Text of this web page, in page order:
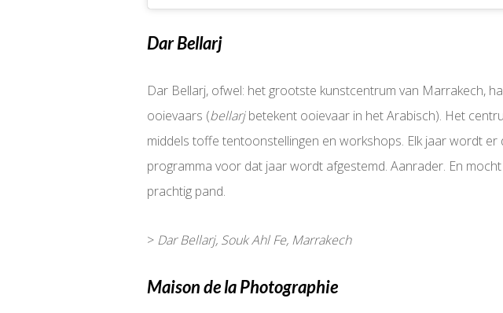
Dar Bellarj
Dar Bellarj, ofwel: het grootste kunstcentrum van Marrakech,
ooievaars (bellarjbetekent ooievaar in het Arabisch). Het
middels toffe tentoonstellingen en workshops. Elk jaar wordt
programma voor dat jaar wordt afgestemd. Aanrader. En
prachtig pand.
> Dar Bellarj, Souk Ahl Fe, Marrakech
Maison de la Photographie